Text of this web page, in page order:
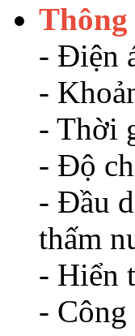
- Điện
-
- Thời
- Độ
- Đầu
thấm
- Hiển
- Công